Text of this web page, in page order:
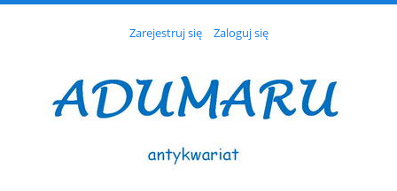
Zarejestruj się Zaloguj się